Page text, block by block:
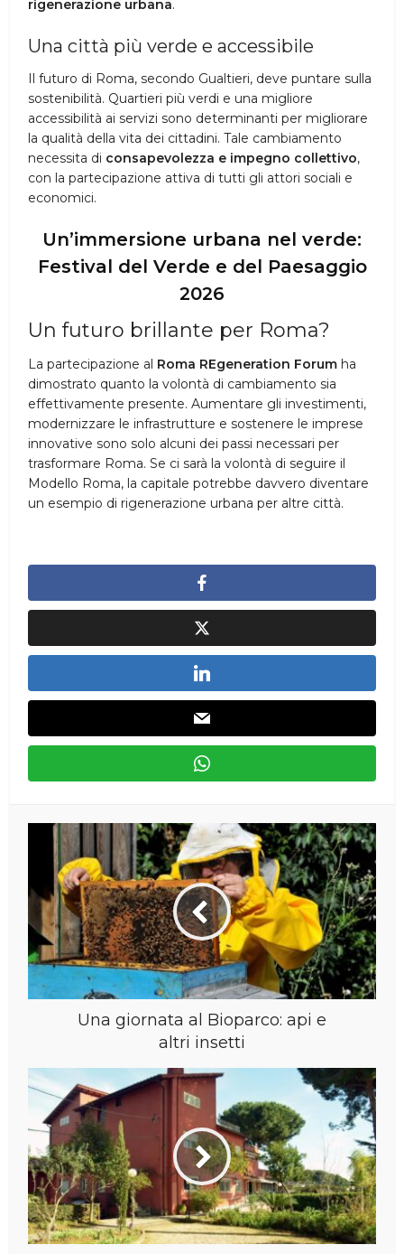
rigenerazione urbana.
Una città più verde e accessibile
Il futuro di Roma, secondo Gualtieri, deve puntare sulla
sostenibilità. Quartieri più verdi e una migliore
accessibilità ai servizi sono determinanti per migliorare
la qualità della vita dei cittadini. Tale cambiamento
necessita di consapevolezza e impegno collettivo,
con la partecipazione attiva di tutti gli attori sociali e
economici.
Un’immersione urbana nel verde:
Festival del Verde e del Paesaggio
2026
Un futuro brillante per Roma?
La partecipazione al Roma REgeneration Forum ha
dimostrato quanto la volontà di cambiamento sia
effettivamente presente. Aumentare gli investimenti,
modernizzare le infrastrutture e sostenere le imprese
innovative sono solo alcuni dei passi necessari per
trasformare Roma. Se ci sarà la volontà di seguire il
Modello Roma, la capitale potrebbe davvero diventare
un esempio di rigenerazione urbana per altre città.
Una giornata al Bioparco: api e
altri insetti